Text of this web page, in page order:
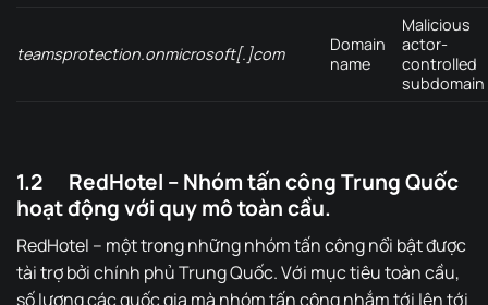
teamsprotection.onmicrosoft[.]com
Domain
name
Malicious
actor-
controlled
subdomain
1.2 RedHotel – Nhóm tấn công Trung Quốc
hoạt động với quy mô toàn cầu.
RedHotel – một trong những nhóm tấn công nổi bật được
tài trợ bởi chính phủ Trung Quốc. Với mục tiêu toàn cầu,
số lượng các quốc gia mà nhóm tấn công nhắm tới lên tới